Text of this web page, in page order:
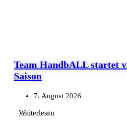
Team HandbALL startet
Saison
7. August 2026
Weiterlesen